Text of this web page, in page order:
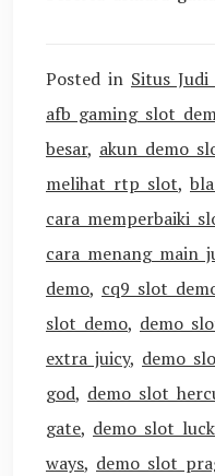
Posted in Situs
afb gaming slot
besar, akun demo
melihat rtp slot,
cara memperbaiki
cara menang main
demo, cq9 slot
slot demo, demo
extra juicy, demo
god, demo slot
gate, demo slot
ways, demo slot